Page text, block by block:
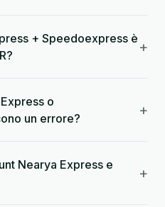
+ Speedoexpress è +
o
un errore?
+
Nearya Express e
+